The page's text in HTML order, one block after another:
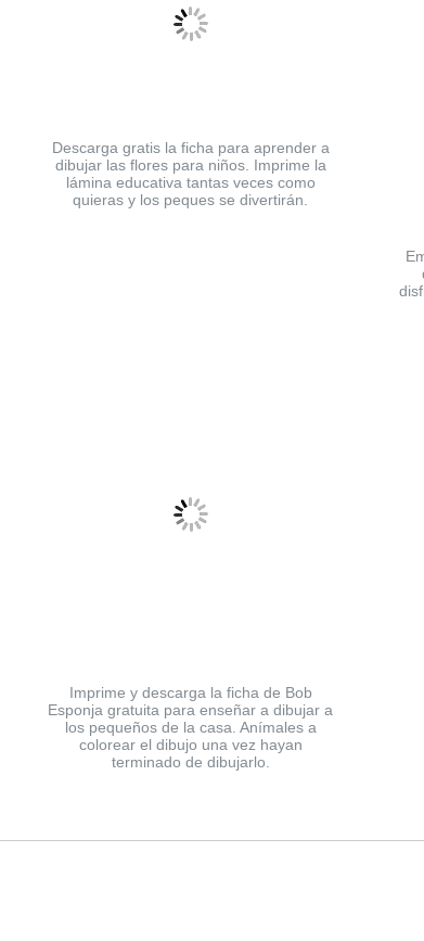
Descarga gratis la ficha para aprender a
dibujar las flores para niños. Imprime la
lámina educativa tantas veces como
quieras y los peques se divertirán.
Imprime y descarga la ficha de Bob
Esponja gratuita para enseñar a dibujar a
los pequeños de la casa. Anímales a
colorear el dibujo una vez hayan
terminado de dibujarlo.